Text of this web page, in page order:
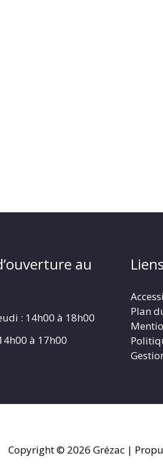
au
: 14h00 à 18h00
à 17h00
Liens
Plan
Copyright © 2026 Grézac|